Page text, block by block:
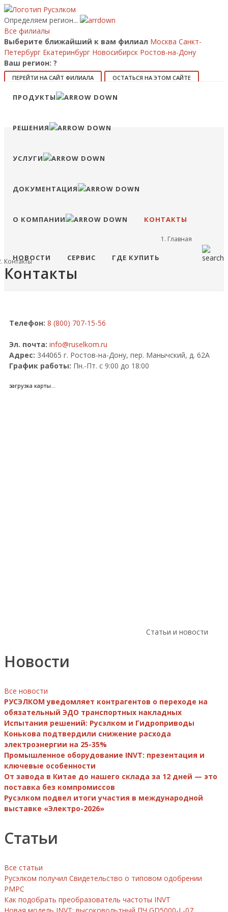
Определяем регион...
Все филиалы
Выберите ближайший к вам филиал Москва Санкт-
Петербург Екатеринбург Новосибирск Ростов-на-Дону
Ваш регион: ?
ПЕРЕЙТИ НА САЙТ ФИЛИАЛА ОСТАТЬСЯ НА ЭТОМ САЙТЕ
Сравнение
ПРОДУКТЫ
РЕШЕНИЯ
УСЛУГИ
ДОКУМЕНТАЦИЯ
О КОМПАНИИ КОНТАКТЫ
НОВОСТИ СЕРВИС ГДЕ КУПИТЬ
Главная
Контакты
Контакты
Телефон: 8 (800) 707-15-56
Эл. почта: info@ruselkom.ru
Адрес: 344065 г. Ростов-на-Дону, пер. Манычский, д. 62А
График работы: Пн.-Пт. с 9:00 до 18:00
загрузка карты...
Статьи и новости
Новости
Все новости
РУСЭЛКОМ уведомляет контрагентов о переходе на
обязательный ЭДО транспортных накладных
Испытания решений: Русэлком и Гидроприводы
Конькова подтвердили снижение расхода
электроэнергии на 25-35%
Промышленное оборудование INVT: презентация и
ключевые особенности
От завода в Китае до нашего склада за 12 дней — это
поставка без компромиссов
Русэлком подвел итоги участия в международной
выставке «Электро-2026»
Статьи
Все статьи
Русэлком получил Свидетельство о типовом одобрении
РМРС
Как подобрать преобразователь частоты INVT
Новая модель INVT: высоковольтный ПЧ GD5000-L-07